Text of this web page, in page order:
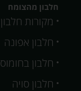
חלבון מהצומח
מקורות
חלבון אפונה
חלבון בחומוס
חלבון סויה